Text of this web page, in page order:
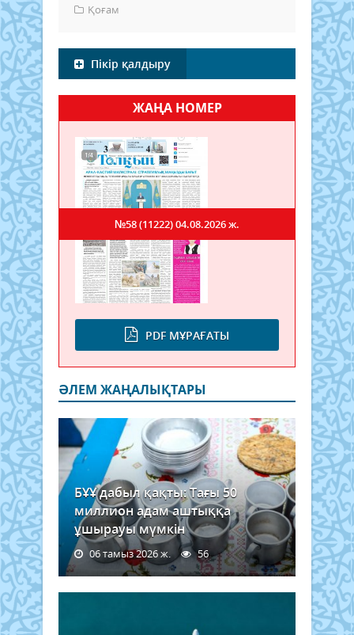
Қоғам
Пікір қалдыру
ЖАҢА НОМЕР
PDF МҰРАҒАТЫ
№58 (11222)04.08.2026 ж.
ӘЛЕМ ЖАҢАЛЫҚТАРЫ
БҰҰ дабыл қақты: Тағы 50
миллион адам аштыққа
ұшырауы мүмкін
06 тамыз 2026 ж. 56